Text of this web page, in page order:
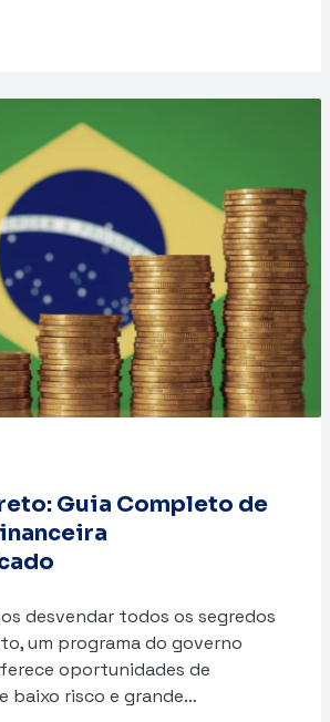
Guia Completo de
desvendar todos os segredos
um programa do governo
oportunidades de
baixo risco e grande…